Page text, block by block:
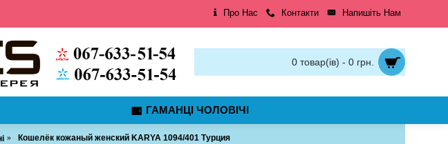
Про Нас Контакти Напишіть Нам
0 товар(ів) - 0 грн.
ГАМАНЦІ ЧОЛОВІЧІ
Кошелёк кожаный женский KARYA 1094/401 Турция